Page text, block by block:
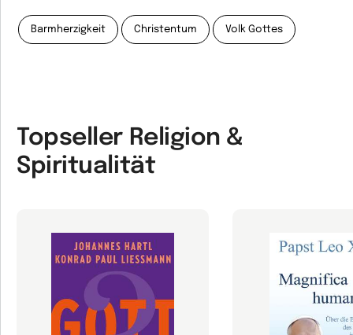
Barmherzigkeit Christentum Volk Gottes
Topseller Religion &
Spiritualität